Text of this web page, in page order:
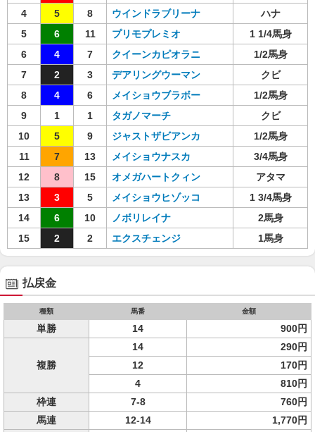
4
5 8 ウインドラブリーナ
ハナ
5
6 11 プリモプレミオ
1 1/4馬身
6
4 7 クイーンカピオラニ
1/2馬身
7
2 3 デアリングウーマン
クビ
8
4 6 メイショウブラボー
1/2馬身
9
1 1 タガノマーチ
クビ
10
5 9 ジャストザビアンカ
1/2馬身
11
7 13 メイショウナスカ
3/4馬身
12
8 15 オメガハートクィン
アタマ
13
3 5 メイショウヒゾッコ
1 3/4馬身
14
6 10 ノボリレイナ
2馬身
15
2 2 エクスチェンジ 1馬身
払戻金
種類 馬番 金額
単勝 14 900円
複勝
14
290円
12
170円
4
810円
枠連
7-8
760円
馬連
12-14 1,770円